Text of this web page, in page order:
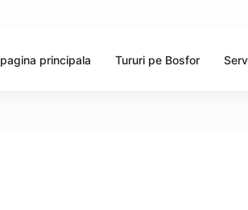
pagina principala Tururi pe Bosfor